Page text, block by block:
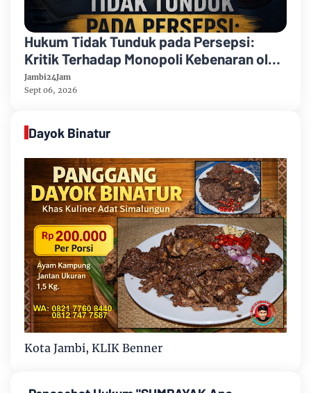
Hukum Tidak Tunduk pada Persepsi:
Kritik Terhadap Monopoli Kebenaran oleh
Media dan Aktivis
Jambi24Jam
Sept 06, 2026
Dayok Binatur
Kota Jambi, KLIK Benner